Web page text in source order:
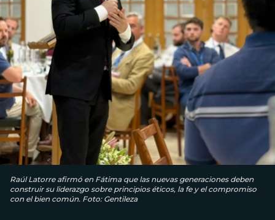
Raúl Latorre afirmó en Fátima que las nuevas generaciones deben
construir su liderazgo sobre principios éticos, la fe y el compromiso
con el bien común. Foto: Gentileza